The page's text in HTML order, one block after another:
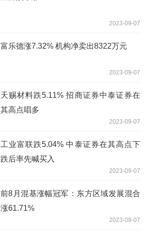
2023-09-07
富乐德涨7.32% 机构净卖出8322万元
2023-09-07
天赐材料跌5.11% 招商证券中泰证券在
其高点唱多
2023-09-07
工业富联跌5.04% 中泰证券在其高点下
跌后率先喊买入
2023-09-07
前8月混基涨幅冠军：东方区域发展混合
涨61.71%
2023-09-07